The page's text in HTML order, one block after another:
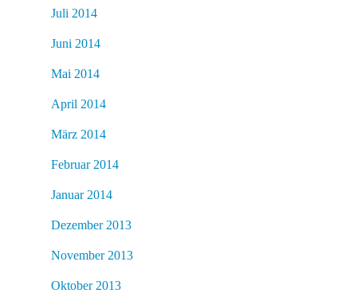
Juli 2014
Juni 2014
Mai 2014
April 2014
März 2014
Februar 2014
Januar 2014
Dezember 2013
November 2013
Oktober 2013